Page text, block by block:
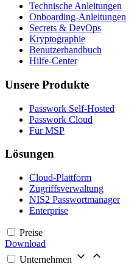
Technische Anleitungen
Onboarding-Anleitungen
Secrets & DevOps
Kryptographie
Benutzerhandbuch
Hilfe-Center
Unsere Produkte
Passwork Self-Hosted
Passwork Cloud
Für MSP
Lösungen
Cloud-Plattform
Zugriffsverwaltung
NIS2 Passwortmanager
Enterprise
Preise
Download
Unternehmen